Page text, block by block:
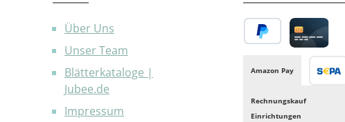
Über Uns
Unser Team
Blätterkataloge |
Jubee.de
Impressum
Credit
Amazon Pay
Rechnungskauf
Einrichtungen